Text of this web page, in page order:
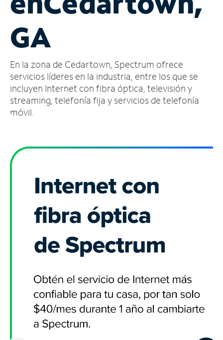
cuenta
Encuentra
tienda
GA
En la zona de Cedartown, Spectrum ofrece
servicios líderes en la industria, entre los que se
incluyen Internet con fibra óptica, televisión y
streaming, telefonía fija y servicios de telefonía
móvil.